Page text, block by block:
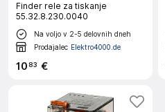
Finder rele za tiskanje
55.32.8.230.0040
Na voljo v 2-5 delovnih dneh
Prodajalec Elektro4000.de
10 83 €